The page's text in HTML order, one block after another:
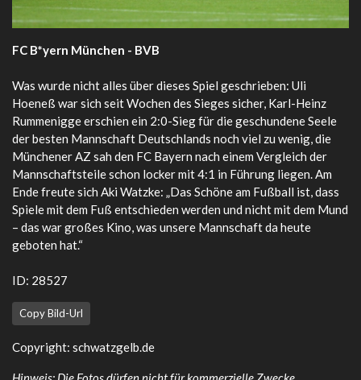
FC B*yern München - BVB
Was wurde nicht alles über dieses Spiel geschrieben: Uli
Hoeneß war sich seit Wochen des Sieges sicher, Karl-Heinz
Rummenigge erschien ein 2:0-Sieg für die geschundene Seele
der besten Mannschaft Deutschlands noch viel zu wenig, die
Münchener AZ sah den FC Bayern nach einem Vergleich der
Mannschaftsteile schon locker mit 4:1 in Führung liegen. Am
Ende freute sich Aki Watzke: „Das Schöne am Fußball ist, dass
Spiele mit dem Fuß entschieden werden und nicht mit dem Mund
– das war großes Kino, was unsere Mannschaft da heute
geboten hat.“
ID: 28527
Copy Bild-Url
Copyright: schwatzgelb.de